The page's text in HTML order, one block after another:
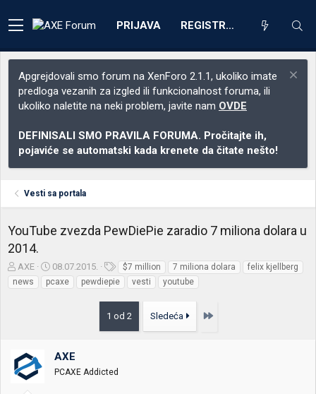
PRIJAVA REGISTRACIJA
Apgrejdovali smo forum na XenForo 2.1.1, ukoliko imate
predloga vezanih za izgled ili funkcionalnost foruma, ili
ukoliko naletite na neki problem, javite nam OVDE
DEFINISALI SMO PRAVILA FORUMA. Pročitajte ih,
pojaviće se automatski kada krenete da čitate nešto!
Vesti sa portala
YouTube zvezda PewDiePie zaradio 7 miliona dolara u
2014.
Z
a
č
k
t
e
AXE
D
a
t
k
08.07.2015.
O
z
n
a
k
e
$7 million 7 miliona dolara
felix kjellberg
news
pcaxe pewdiepie vesti youtube
1 od 2 Sledeća Poslednja
AXE
PCAXE Addicted